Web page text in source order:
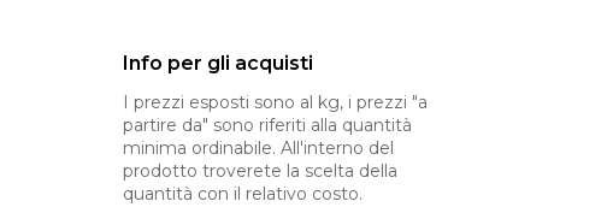
Info per gli acquisti
I prezzi esposti sono al kg, i prezzi "a
partire da" sono riferiti alla quantità
minima ordinabile. All'interno del
prodotto troverete la scelta della
quantità con il relativo costo.